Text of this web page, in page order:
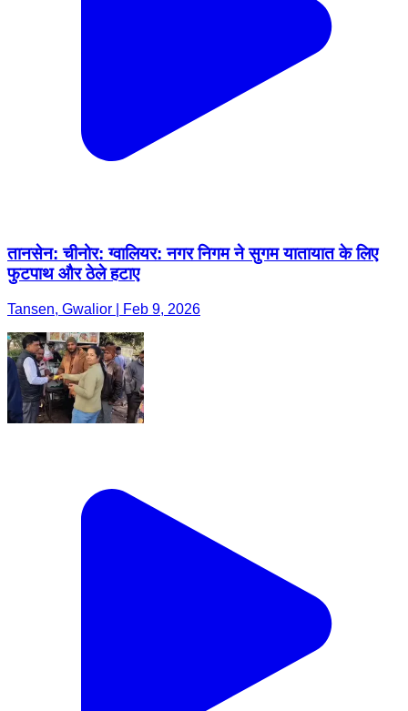
तानसेन: चीनोर: ग्वालियर: नगर निगम ने सुगम यातायात के लिए
फुटपाथ और ठेले हटाए
Tansen, Gwalior | Feb 9, 2026